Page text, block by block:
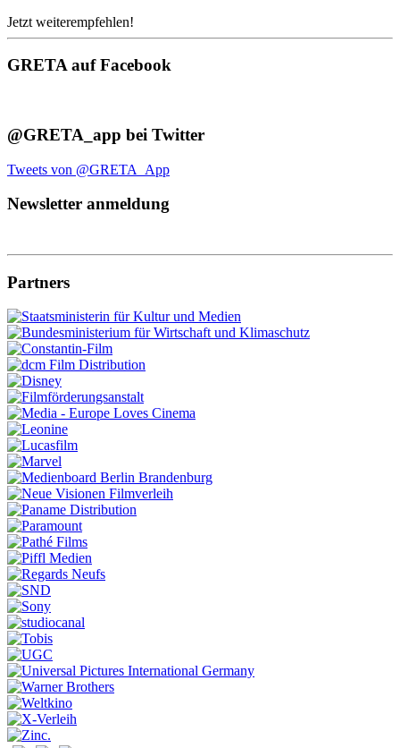
Jetzt weiterempfehlen!
GRETA auf Facebook
@GRETA_app bei Twitter
Tweets von @GRETA_App
Newsletter anmeldung
Partners